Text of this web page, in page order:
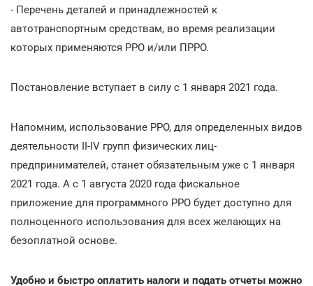
- Перечень деталей и принадлежностей к
автотранспортным средствам, во время реализации
которых применяются РРО и/или ПРРО.
Постановление вступает в силу с 1 января 2021 года.
Напомним, использование РРО, для определенных видов
деятельности ІІ-IV групп физических лиц-
предпринимателей, станет обязательным уже с 1 января
2021 года. А с 1 августа 2020 года фискальное
приложение для программного РРО будет доступно для
полноценного использования для всех желающих на
безоплатной основе.
Удобно и быстро оплатить налоги и подать отчеты можно